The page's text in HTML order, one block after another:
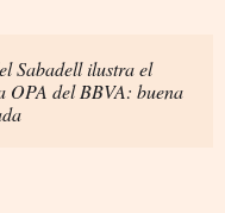
Sabadell ilustra el
OPA del BBVA: buena